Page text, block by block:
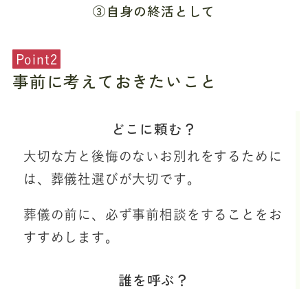
③自身の終活として
Point2
事前に考えておきたいこと
どこに頼む？
大切な方と後悔のないお別れをするために
は、葬儀社選びが大切です。
葬儀の前に、必ず事前相談をすることをお
すすめします。
誰を呼ぶ？